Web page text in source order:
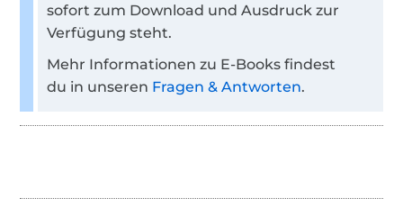
sofort zum Download und Ausdruck zur
Verfügung steht.
Mehr Informationen zu E-Books findest
du in unseren Fragen & Antworten.